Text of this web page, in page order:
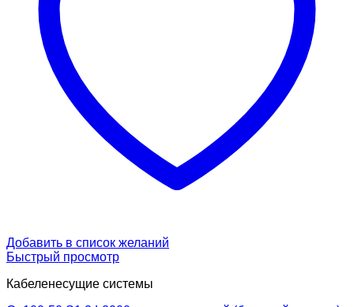
Добавить в список желаний
Быстрый просмотр
Кабеленесущие системы